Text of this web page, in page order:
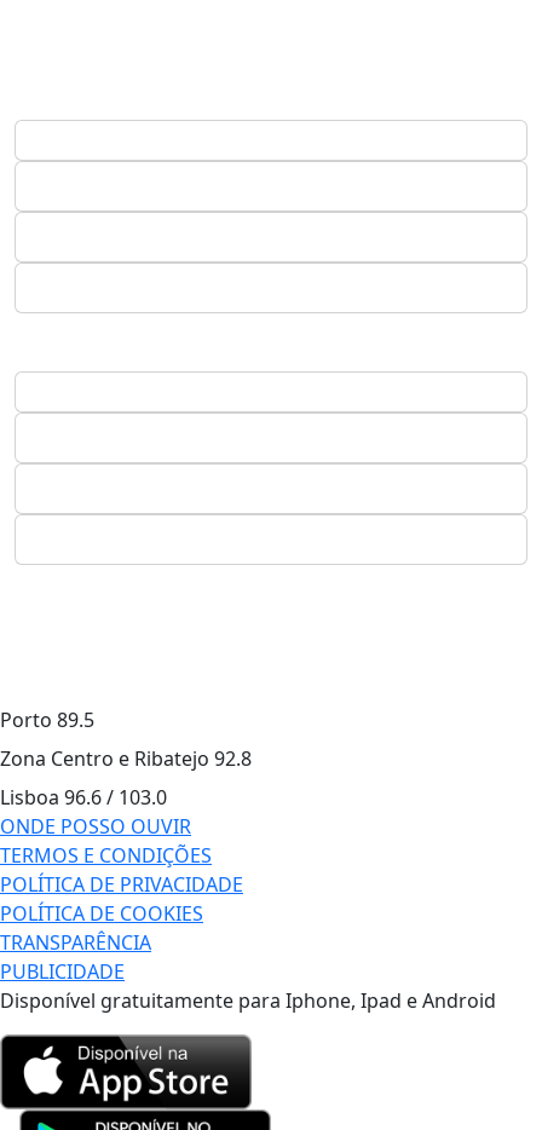
Porto 89.5
Zona Centro e Ribatejo 92.8
Lisboa 96.6 / 103.0
ONDE POSSO OUVIR
TERMOS E CONDIÇÕES
POLÍTICA DE PRIVACIDADE
POLÍTICA DE COOKIES
TRANSPARÊNCIA
PUBLICIDADE
Disponível gratuitamente para Iphone, Ipad e Android